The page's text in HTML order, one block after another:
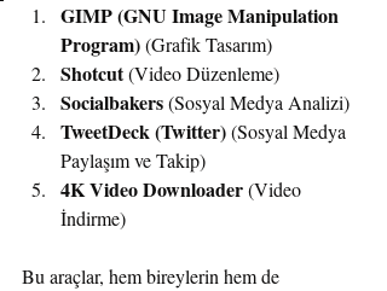
GIMP (GNU Image Manipulation
Program) (Grafik Tasarım)
Shotcut (Video Düzenleme)
Socialbakers (Sosyal Medya Analizi)
TweetDeck (Twitter) (Sosyal Medya
Paylaşım ve Takip)
4K Video Downloader (Video
İndirme)
Bu araçlar, hem bireylerin hem de